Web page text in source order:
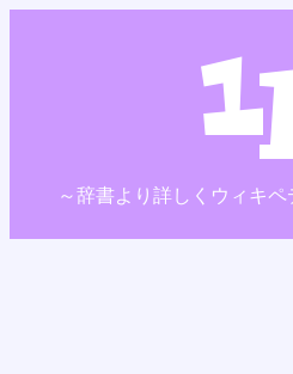
～辞書より詳しくウィキ